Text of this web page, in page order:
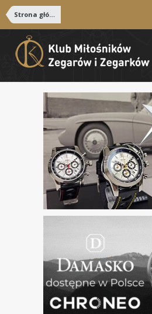
Strona główna